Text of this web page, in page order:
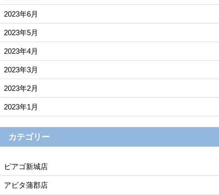
2023年6月
2023年5月
2023年4月
2023年3月
2023年2月
2023年1月
カテゴリー
ピアゴ新城店
アピタ蒲郡店